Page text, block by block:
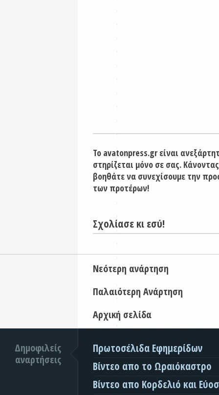
Το avatonpress.gr είναι
στηρίζεται μόνο σε σας.
βοηθάτε να συνεχίσουμε την
των προτέρων!
Σχολίασε κι εσύ!
Νεότερη ανάρτηση
Παλαιότερη Ανάρτηση
Αρχική σελίδα
Δημοφιλείς
αναρτήσεις
Πρωτοσέλιδα Εφημερίδων
Βίντεο απο το Ωραιόκαστρο
Βίντεο απο Κορδελιό και